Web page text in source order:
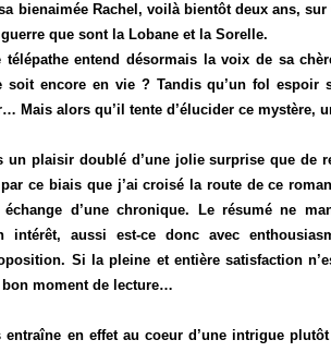
bienaimée Rachel, voilà bientôt deux ans,
que sont la Lobane et la Sorelle.
télépathe entend désormais la voix de sa
soit encore en vie ? Tandis qu’un fol espoir
Mais alors qu’il tente d’élucider ce mystère,
un plaisir doublé d’une jolie surprise que de
par ce biais que j’ai croisé la route de ce
échange d’une chronique. Le résumé ne
intérêt, aussi est-ce donc avec
Si la pleine et entière satisfaction
bon moment de lecture…
entraîne en effet au coeur d’une intrigue